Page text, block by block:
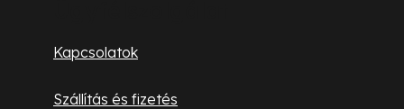
Kapcsolatok
Szállítás és fizetés